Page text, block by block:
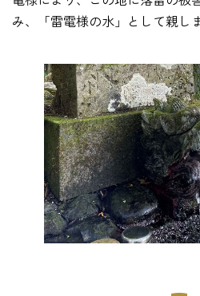
み、「雷電様の水」として親し